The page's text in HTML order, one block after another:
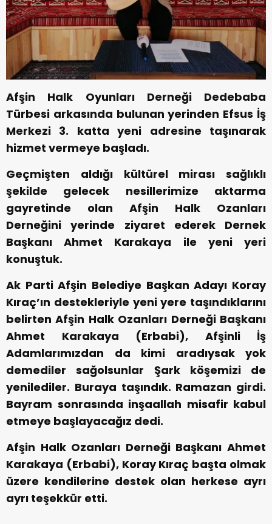
Afşin Halk Oyunları Derneği Dedebaba
Türbesi arkasında bulunan yerinden Efsus İş
Merkezi 3. katta yeni adresine taşınarak
hizmet vermeye başladı.
Geçmişten aldığı kültürel mirası sağlıklı
şekilde gelecek nesillerimize aktarma
gayretinde olan Afşin Halk Ozanları
Derneğini yerinde ziyaret ederek Dernek
Başkanı Ahmet Karakaya ile yeni yeri
konuştuk.
Ak Parti Afşin Belediye Başkan Adayı Koray
Kıraç’ın destekleriyle yeni yere taşındıklarını
belirten Afşin Halk Ozanları Derneği Başkanı
Ahmet Karakaya (Erbabi), Afşinli İş
Adamlarımızdan da kimi aradıysak yok
demediler sağolsunlar Şark köşemizi de
yenilediler. Buraya taşındık. Ramazan girdi.
Bayram sonrasında inşaallah misafir kabul
etmeye başlayacağız dedi.
Afşin Halk Ozanları Derneği Başkanı Ahmet
Karakaya (Erbabi), Koray Kıraç başta olmak
üzere kendilerine destek olan herkese ayrı
ayrı teşekkür etti.